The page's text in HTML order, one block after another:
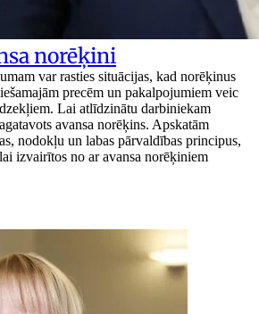
norēķini
var rasties situācijas, kad norēķinus
precēm un pakalpojumiem veic
Lai atlīdzinātu darbiniekam
avansa norēķins. Apskatām
nodokļu un labas pārvaldības principus,
izvairītos no ar avansa norēķiniem